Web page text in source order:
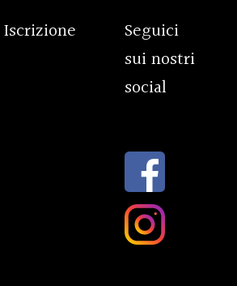
Iscrizione
Seguici
sui nostri
social